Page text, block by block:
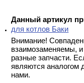
Данный артикул
для котлов Баки
Внимание!
взаимозаменяемы,
разные запчасти.
являются аналогом
нами.